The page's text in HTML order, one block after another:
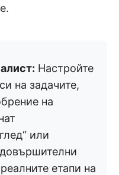
Настройте
на задачите,
на
или
етапи на